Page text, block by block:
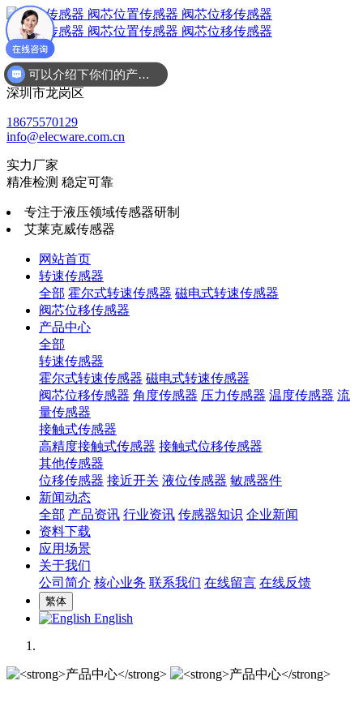
广东省
深圳市龙岗区
18675570129
info@elecware.com.cn
实力厂家
精准检测 稳定可靠
专注于液压领域传感器研制
艾莱克威传感器
网站首页
转速传感器
全部 霍尔式转速传感器 磁电式转速传感器
阀芯位移传感器
产品中心
全部
转速传感器
霍尔式转速传感器 磁电式转速传感器
阀芯位移传感器 角度传感器 压力传感器 温度传感器 流
量传感器
接触式传感器
高精度接触式传感器 接触式位移传感器
其他传感器
位移传感器 接近开关 液位传感器 敏感器件
新闻动态
全部 产品资讯 行业资讯 传感器知识 企业新闻
资料下载
应用场景
关于我们
公司简介 核心业务 联系我们 在线留言 在线反馈
繁体
English
了解下你们产品